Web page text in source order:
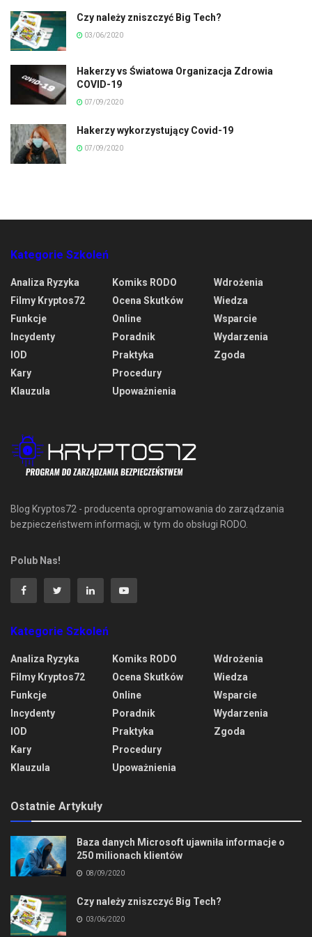
Czy należy zniszczyć Big Tech?
03/06/2020
Hakerzy vs Światowa Organizacja Zdrowia
COVID-19
07/09/2020
Hakerzy wykorzystujący Covid-19
07/09/2020
Kategorie Szkoleń
Analiza Ryzyka
Filmy Kryptos72
Funkcje
Incydenty
IOD
Kary
Klauzula
Komiks RODO
Ocena Skutków
Online
Poradnik
Praktyka
Procedury
Upoważnienia
Wdrożenia
Wiedza
Wsparcie
Wydarzenia
Zgoda
Blog Kryptos72 - producenta oprogramowania do zarządzania
bezpieczeństwem informacji, w tym do obsługi RODO.
Polub Nas!
Kategorie Szkoleń
Analiza Ryzyka
Filmy Kryptos72
Funkcje
Incydenty
IOD
Kary
Klauzula
Komiks RODO
Ocena Skutków
Online
Poradnik
Praktyka
Procedury
Upoważnienia
Wdrożenia
Wiedza
Wsparcie
Wydarzenia
Zgoda
Ostatnie Artykuły
Baza danych Microsoft ujawniła informacje o
250 milionach klientów
08/09/2020
Czy należy zniszczyć Big Tech?
03/06/2020